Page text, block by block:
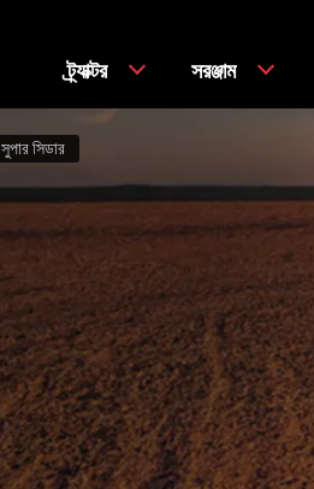
ট্র্যাক্টর সরঞ্জাম
সুপার সিডার